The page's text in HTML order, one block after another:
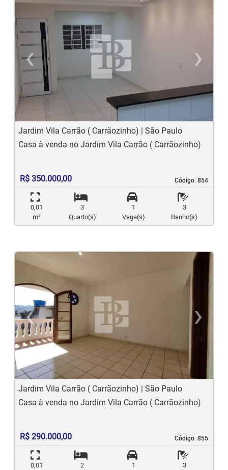
‹
Previous
›
Jardim Vila Carrão ( Carrãozinho) | São Paulo
Código. 854
Código. 854
Casa à venda no Jardim Vila Carrão ( Carrãozinho)
R$ 350.000,00
0,01
m²
3
Quarto(s)
1
Vaga(s)
3
Banho(s)
‹
Previous
›
Jardim Vila Carrão ( Carrãozinho) | São Paulo
Código. 855
Código. 855
Casa à venda no Jardim Vila Carrão ( Carrãozinho)
R$ 290.000,00
0,01 2 1 3